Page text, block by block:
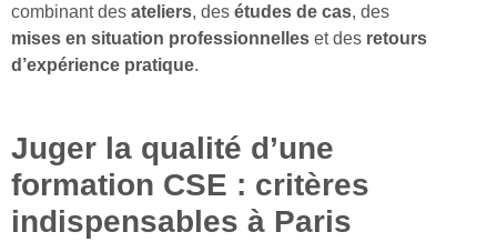
combinant des ateliers, des études de cas, des
mises en situation professionnelles et des retours
d’expérience pratique.
Juger la qualité d’une
formation CSE : critères
indispensables à Paris